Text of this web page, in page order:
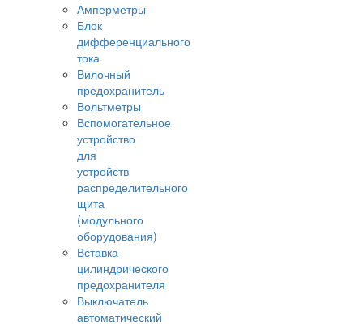
Амперметры
Блок
дифференциального
тока
Вилочный
предохранитель
Вольтметры
Вспомогательное
устройство
для
устройств
распределительного
щита
(модульного
оборудования)
Вставка
цилиндрического
предохранителя
Выключатель
автоматический